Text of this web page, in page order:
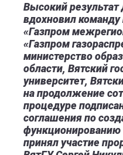
Высокий
вдохновил
«Газпром
«Газпром
министерство
области, Вятский
университет,
на продолжение
процедуре
соглашения по
функционированию
принял участие